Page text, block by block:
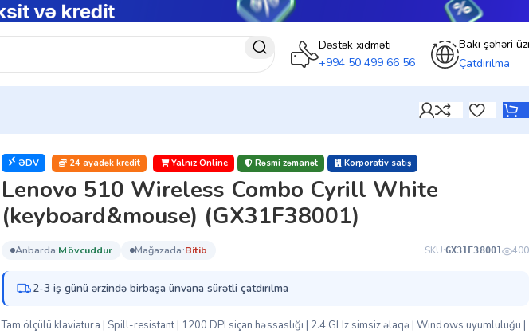
Dəstək xidməti
+994 50 499 66 56
Bakı şəhəri
Çatdırılma
ƏDV 24 ayadək kredit Yalnız Online Rəsmi zəmanət Korporativ satış
Lenovo 510 Wireless Combo Cyrill White
(keyboard&mouse) (GX31F38001)
anbarda: mövcuddur mağazada: bi̇ti̇b SKU:GX31F38001 400
2-3 iş günü ərzində birbaşa ünvana sürətli çatdırılma
Tam ölçülü klaviatura | Spill-resistant | 1200 DPI siçan həssaslığı | 2.4 GHz simsiz əlaqə | Windows uyumluluğu |